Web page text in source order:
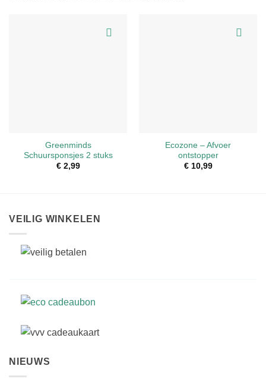
Greenminds
Schuursponsjes 2 stuks
€2,99
Ecozone – Afvoer
ontstopper
€10,99
VEILIG WINKELEN
NIEUWS